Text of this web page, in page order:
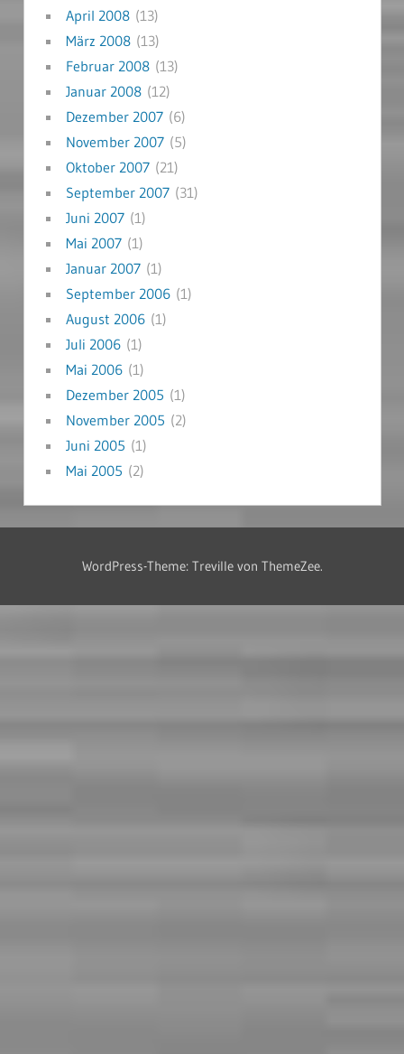
April 2008(13)
März 2008(13)
Februar 2008(13)
Januar 2008(12)
Dezember 2007(6)
November 2007(5)
Oktober 2007(21)
September 2007(31)
Juni 2007(1)
Mai 2007(1)
Januar 2007(1)
September 2006(1)
August 2006(1)
Juli 2006(1)
Mai 2006(1)
Dezember 2005 (1)
November 2005 (2)
Juni 2005 (1)
Mai 2005 (2)
WordPress-Theme: Treville von ThemeZee.